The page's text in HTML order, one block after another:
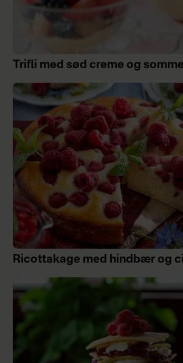
Trifli med sød creme og
Ricottakage med hindbær og